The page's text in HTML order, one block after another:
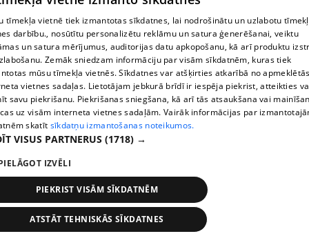
комментариев
TВ-программа
Условия договора
360 Ziņu kontakti
Helio Media
Служба помощи портала: э-почта -
All rights reserved.
Новости Искать 1188 play Транспорт
tīmekļa vietnē tiek izmantotas sīkdatnes, lai nodrošinātu un uzlabotu
darbību., nosūtītu personalizētu reklāmu un satura ģenerēšanai, veiktu
un satura mērījumus, auditorijas datu apkopošanu, kā arī produktu
Zemāk sniedzam informāciju par visām sīkdatnēm, kuras tiek
mūsu tīmekļa vietnēs. Sīkdatnes var atšķirties atkarībā no
vietnes sadaļas. Lietotājam jebkurā brīdī ir iespēja piekrist, atteikties
savu piekrišanu. Piekrišanas sniegšana, kā arī tās atsaukšana vai
uz visām interneta vietnes sadaļām. Vairāk informācijas par
skatīt sīkdatņu izmantošanas noteikumos.
VISUS PARTNERUS (1718) →
IZVĒLI
PIEKRIST VISĀM SĪKDATNĒM
ATSTĀT TEHNISKĀS SĪKDATNES